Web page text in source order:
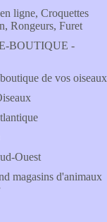
ligne, Croquettes
Rongeurs, Furet
BOUTIQUE -
de vos oiseaux
Ouest
magasins d'animaux